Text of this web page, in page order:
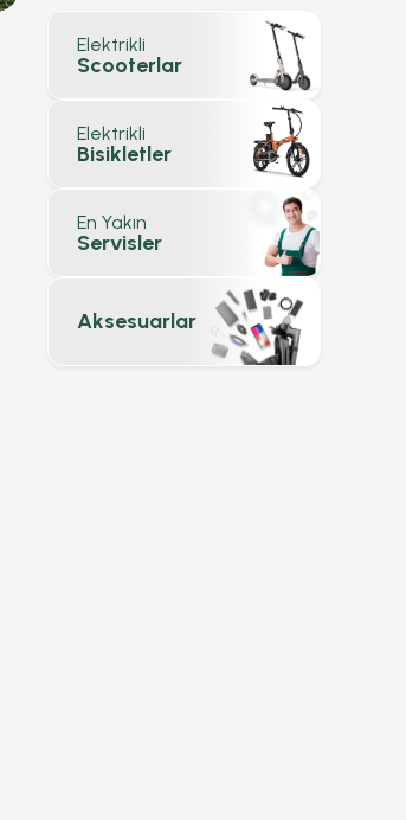
Elektrikli
Scooterlar
Elektrikli
Bisikletler
En Yakın
Servisler
Aksesuarlar